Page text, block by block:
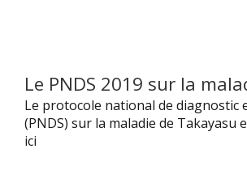
Le protocole national de diagnostic
(PNDS) sur la maladie de Takayasu
ici